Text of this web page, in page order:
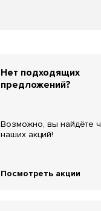
Нет подходящих
предложений?
Возможно, вы найдёте
наших акций!
Посмотреть акции